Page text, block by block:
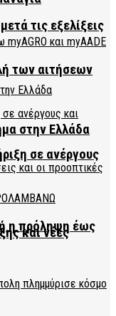
τις εξελίξεις
στην Ελλάδα
και νέες
των αιτήσεων
σε ανέργους
η πρόληψη έως